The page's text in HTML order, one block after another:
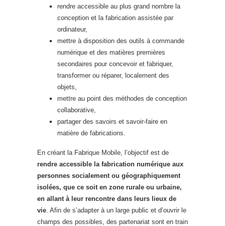
rendre accessible au plus grand nombre la
conception et la fabrication assistée par
ordinateur,
mettre à disposition des outils à commande
numérique et des matières premières
secondaires pour concevoir et fabriquer,
transformer ou réparer, localement des
objets,
mettre au point des méthodes de conception
collaborative,
partager des savoirs et savoir-faire en
matière de fabrications.
En créant la Fabrique Mobile, l’objectif est de
rendre accessible la fabrication numérique aux
personnes socialement ou géographiquement
isolées, que ce soit en zone rurale ou urbaine,
en allant à leur rencontre dans leurs lieux de
vie . Afin de s’adapter à un large public et d’ouvrir le
champs des possibles, des partenariat sont en train